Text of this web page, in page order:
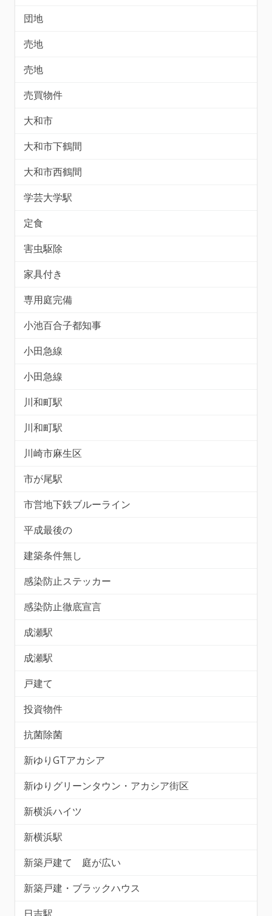
団地
売地
売地
売買物件
大和市
大和市下鶴間
大和市西鶴間
学芸大学駅
定食
害虫駆除
家具付き
専用庭完備
小池百合子都知事
小田急線
小田急線
川和町駅
川和町駅
川崎市麻生区
市が尾駅
市営地下鉄ブルーライン
平成最後の
建築条件無し
感染防止ステッカー
感染防止徹底宣言
成瀬駅
成瀬駅
戸建て
投資物件
抗菌除菌
新ゆりGTアカシア
新ゆりグリーンタウン・アカシア街区
新横浜ハイツ
新横浜駅
新築戸建て 庭が広い
新築戸建・ブラックハウス